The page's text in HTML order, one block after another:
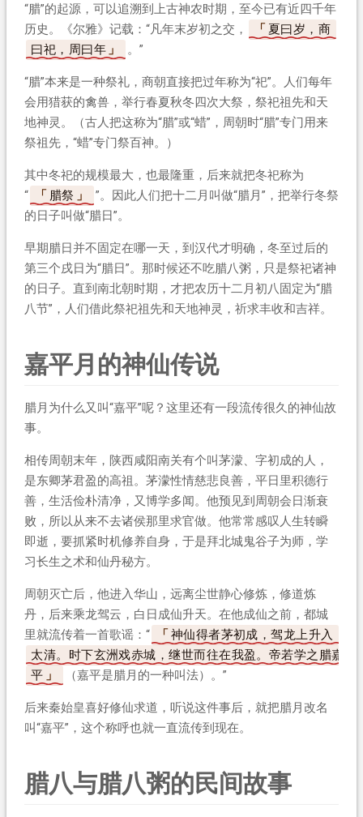
“腊”的起源，可以追溯到上古神农时期，至今已有近四千年
历史。《尔雅》记载：“凡年末岁初之交，
夏曰岁，商
曰祀，周曰年
。”
“腊”本来是一种祭礼，商朝直接把过年称为“祀”。人们每年
会用猎获的禽兽，举行春夏秋冬四次大祭，祭祀祖先和天
地神灵。（古人把这称为“腊”或“蜡”，周朝时“腊”专门用来
祭祖先，“蜡”专门祭百神。）
其中冬祀的规模最大，也最隆重，后来就把冬祀称为
“
腊祭
”。因此人们把十二月叫做“腊月”，把举行冬祭
的日子叫做“腊日”。
早期腊日并不固定在哪一天，到汉代才明确，冬至过后的
第三个戌日为“腊日”。那时候还不吃腊八粥，只是祭祀诸神
的日子。直到南北朝时期，才把农历十二月初八固定为“腊
八节”，人们借此祭祀祖先和天地神灵，祈求丰收和吉祥。
嘉平月的神仙传说
腊月为什么又叫“嘉平”呢？这里还有一段流传很久的神仙故
事。
相传周朝末年，陕西咸阳南关有个叫茅濛、字初成的人，
是东卿茅君盈的高祖。茅濛性情慈悲良善，平日里积德行
善，生活俭朴清净，又博学多闻。他预见到周朝会日渐衰
败，所以从来不去诸侯那里求官做。他常常感叹人生转瞬
即逝，要抓紧时机修养自身，于是拜北城鬼谷子为师，学
习长生之术和仙丹秘方。
周朝灭亡后，他进入华山，远离尘世静心修炼，修道炼
丹，后来乘龙驾云，白日成仙升天。在他成仙之前，都城
里就流传着一首歌谣：“
神仙得者茅初成，驾龙上升入
太清。时下玄洲戏赤城，继世而往在我盈。帝若学之腊嘉
平
（嘉平是腊月的一种叫法）。”
后来秦始皇喜好修仙求道，听说这件事后，就把腊月改名
叫“嘉平”，这个称呼也就一直流传到现在。
腊八与腊八粥的民间故事